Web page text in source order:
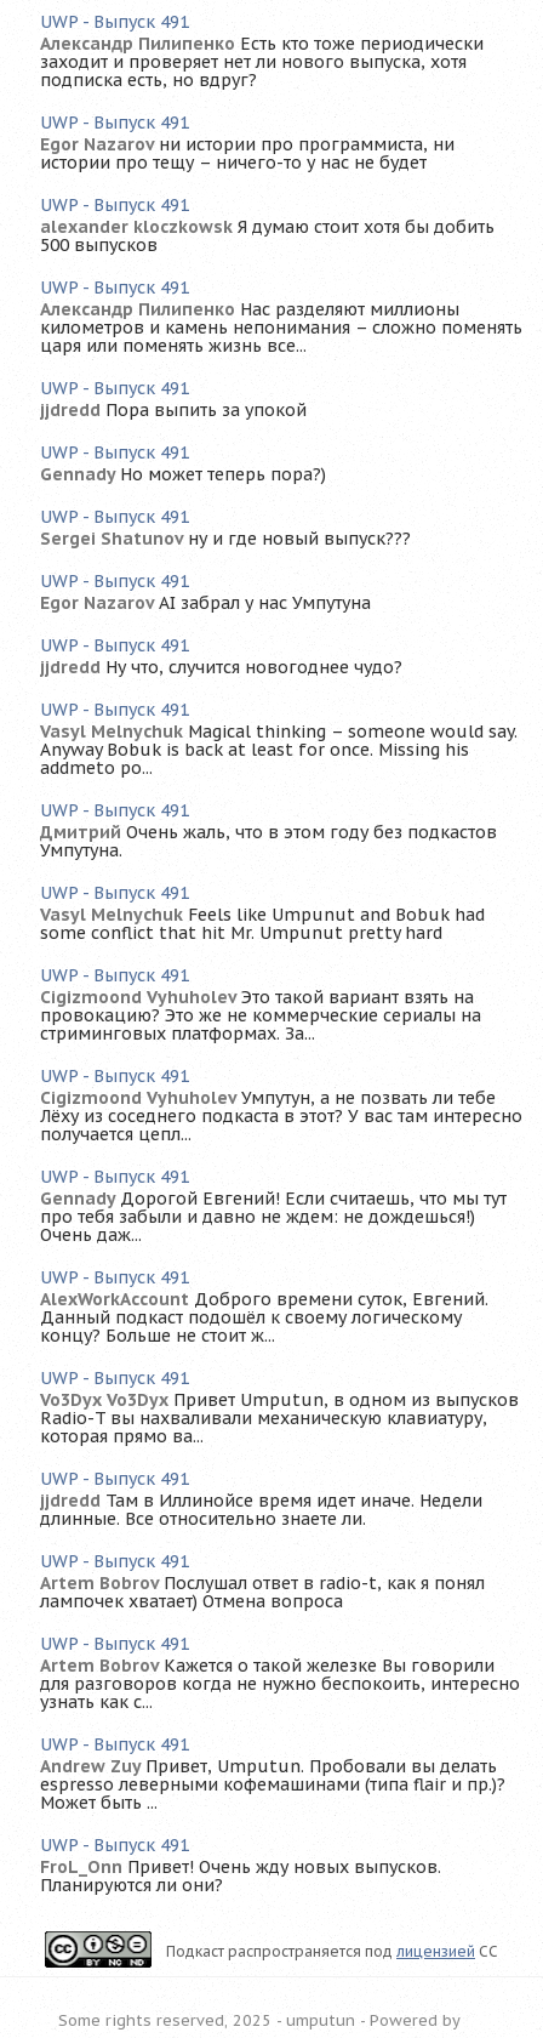
UWP - Выпуск 491
Александр Пилипенко Есть кто тоже периодически
заходит и проверяет нет ли нового выпуска, хотя
подписка есть, но вдруг?
UWP - Выпуск 491
Egor Nazarov ни истории про программиста, ни
истории про тещу – ничего-то у нас не будет
UWP - Выпуск 491
alexander kloczkowsk Я думаю стоит хотя бы добить
500 выпусков
UWP - Выпуск 491
Александр Пилипенко Нас разделяют миллионы
километров и камень непонимания – сложно поменять
царя или поменять жизнь все...
UWP - Выпуск 491
jjdredd Пора выпить за упокой
UWP - Выпуск 491
Gennady Но может теперь пора?)
UWP - Выпуск 491
Sergei Shatunov ну и где новый выпуск???
UWP - Выпуск 491
Egor Nazarov AI забрал у нас Умпутуна
UWP - Выпуск 491
jjdredd Ну что, случится новогоднее чудо?
UWP - Выпуск 491
Vasyl Melnychuk Magical thinking – someone would say.
Anyway Bobuk is back at least for once. Missing his
addmeto po...
UWP - Выпуск 491
Дмитрий Очень жаль, что в этом году без подкастов
Умпутуна.
UWP - Выпуск 491
Vasyl Melnychuk Feels like Umpunut and Bobuk had
some conflict that hit Mr. Umpunut pretty hard
UWP - Выпуск 491
Cigizmoond Vyhuholev Это такой вариант взять на
провокацию? Это же не коммерческие сериалы на
стриминговых платформах. За...
UWP - Выпуск 491
Cigizmoond Vyhuholev Умпутун, а не позвать ли тебе
Лёху из соседнего подкаста в этот? У вас там интересно
получается цепл...
UWP - Выпуск 491
Gennady Дорогой Евгений! Если считаешь, что мы тут
про тебя забыли и давно не ждем: не дождешься!)
Очень даж...
UWP - Выпуск 491
AlexWorkAccount Доброго времени суток, Евгений.
Данный подкаст подошёл к своему логическому
концу? Больше не стоит ж...
UWP - Выпуск 491
Vo3Dyx Vo3Dyx Привет Umputun, в одном из выпусков
Radio-T вы нахваливали механическую клавиатуру,
которая прямо ва...
UWP - Выпуск 491
jjdredd Там в Иллинойсе время идет иначе. Недели
длинные. Все относительно знаете ли.
UWP - Выпуск 491
Artem Bobrov Послушал ответ в radio-t, как я понял
лампочек хватает) Отмена вопроса
UWP - Выпуск 491
Artem Bobrov Кажется о такой железке Вы говорили
для разговоров когда не нужно беспокоить, интересно
узнать как с...
UWP - Выпуск 491
Andrew Zuy Привет, Umputun. Пробовали вы делать
espresso леверными кофемашинами (типа flair и пр.)?
Может быть ...
UWP - Выпуск 491
FroL_Onn Привет! Очень жду новых выпусков.
Планируются ли они?
Подкаст распространяется под лицензией CC
Some rights reserved, 2025 - umputun - Powered by